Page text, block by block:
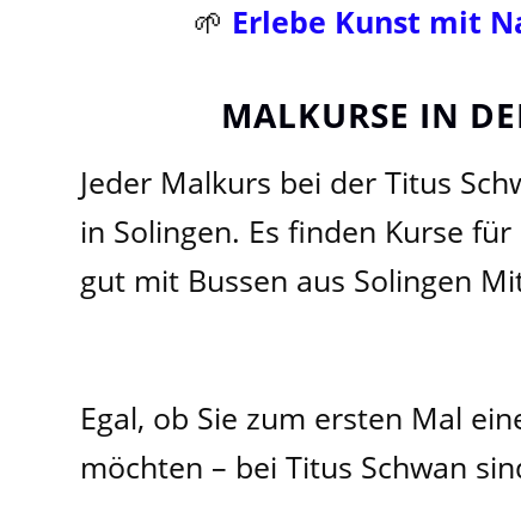
🌱 Erlebe Kunst mit
MALKURSE IN
Jeder Malkurs bei der Titus
in Solingen. Es finden Kurse
gut mit Bussen aus Solingen
Egal, ob Sie zum ersten Mal
möchten – bei Titus Schwan